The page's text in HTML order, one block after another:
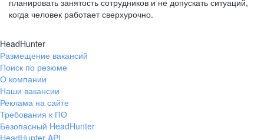
планировать занятость сотрудников и не допускать ситуаций,
когда человек работает сверхурочно.
HeadHunter
Размещение вакансий
Поиск по резюме
О компании
Наши вакансии
Реклама на сайте
Требования к ПО
Безопасный HeadHunter
HeadHunter API